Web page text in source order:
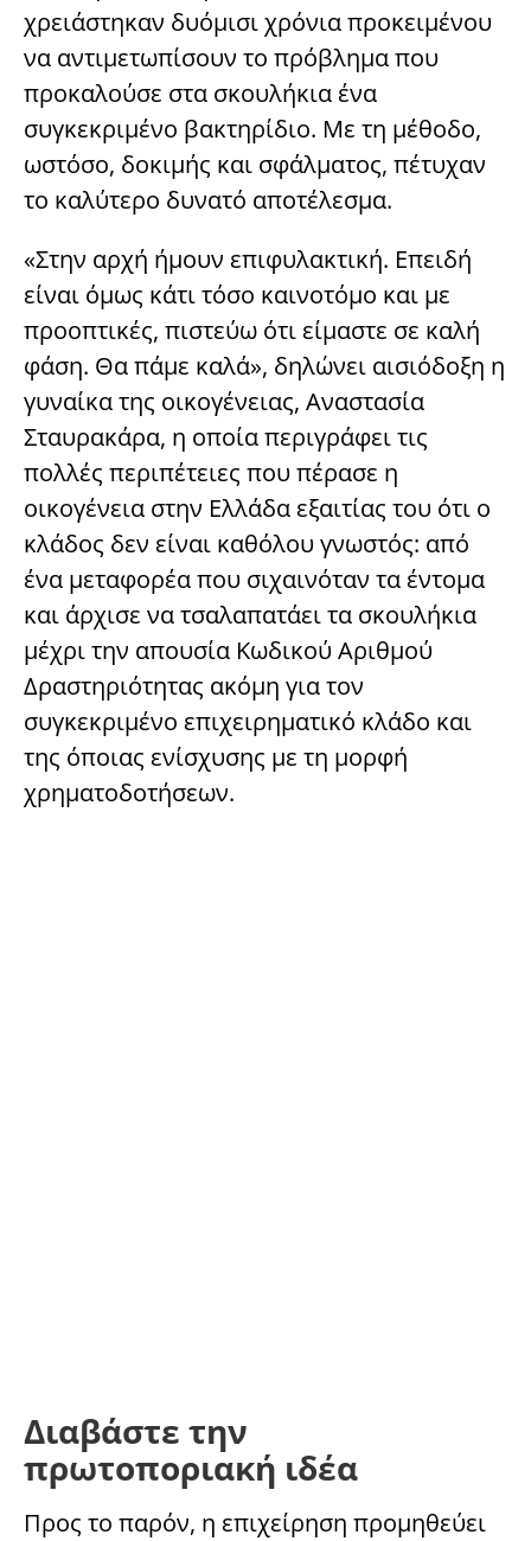
χρειάστηκαν δυόμισι χρόνια προκειμένου
να αντιμετωπίσουν το πρόβλημα που
προκαλούσε στα σκουλήκια ένα
συγκεκριμένο βακτηρίδιο. Με τη μέθοδο,
ωστόσο, δοκιμής και σφάλματος, πέτυχαν
το καλύτερο δυνατό αποτέλεσμα.
«Στην αρχή ήμουν επιφυλακτική. Επειδή
είναι όμως κάτι τόσο καινοτόμο και με
προοπτικές, πιστεύω ότι είμαστε σε καλή
φάση. Θα πάμε καλά», δηλώνει αισιόδοξη η
γυναίκα της οικογένειας, Αναστασία
Σταυρακάρα, η οποία περιγράφει τις
πολλές περιπέτειες που πέρασε η
οικογένεια στην Ελλάδα εξαιτίας του ότι ο
κλάδος δεν είναι καθόλου γνωστός: από
ένα μεταφορέα που σιχαινόταν τα έντομα
και άρχισε να τσαλαπατάει τα σκουλήκια
μέχρι την απουσία Κωδικού Αριθμού
Δραστηριότητας ακόμη για τον
συγκεκριμένο επιχειρηματικό κλάδο και
της όποιας ενίσχυσης με τη μορφή
χρηματοδοτήσεων.
Διαβάστε την
πρωτοποριακή ιδέα
Προς το παρόν, η επιχείρηση προμηθεύει